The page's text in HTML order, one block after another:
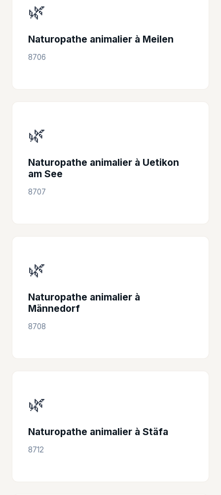
🌿
Naturopathe animalier à Meilen
8706
🌿
Naturopathe animalier à Uetikon
am See
8707
🌿
Naturopathe animalier à
Männedorf
8708
🌿
Naturopathe animalier à Stäfa
8712